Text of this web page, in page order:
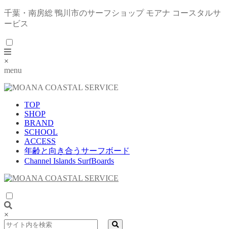
千葉・南房総 鴨川市のサーフショップ モアナ コースタルサ
ービス
×
menu
TOP
SHOP
BRAND
SCHOOL
ACCESS
年齢と向き合うサーフボード
Channel Islands SurfBoards
×